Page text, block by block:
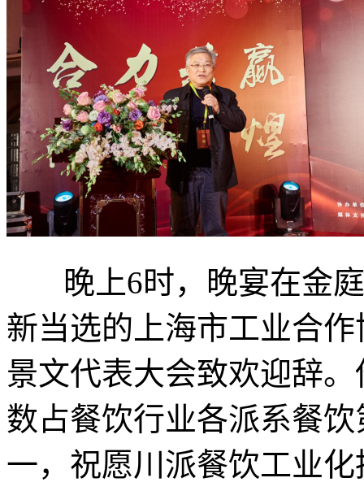
晚上6时，晚宴在金庭
新当选的上海市工业合
景文代表大会致欢迎辞
数占餐饮行业各派系餐
一，祝愿川派餐饮工业